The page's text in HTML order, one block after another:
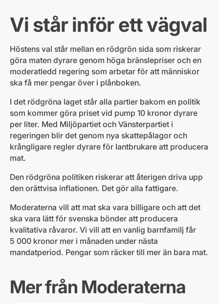
Vi står inför ett vägval
Höstens val står mellan en rödgrön sida som riskerar
göra maten dyrare genom höga bränslepriser och en
moderatledd regering som arbetar för att människor
ska få mer pengar över i plånboken.
I det rödgröna laget står alla partier bakom en politik
som kommer göra priset vid pump 10 kronor dyrare
per liter. Med Miljöpartiet och Vänsterpartiet i
regeringen blir det genom nya skattepålagor och
krångligare regler dyrare för lantbrukare att producera
mat.
Den rödgröna politiken riskerar att återigen driva upp
den orättvisa inflationen. Det gör alla fattigare.
Moderaterna vill att mat ska vara billigare och att det
ska vara lätt för svenska bönder att producera
kvalitativa råvaror. Vi vill att en vanlig barnfamilj får
5 000 kronor mer i månaden under nästa
mandatperiod. Pengar som räcker till mer än bara mat.
Mer från Moderaterna